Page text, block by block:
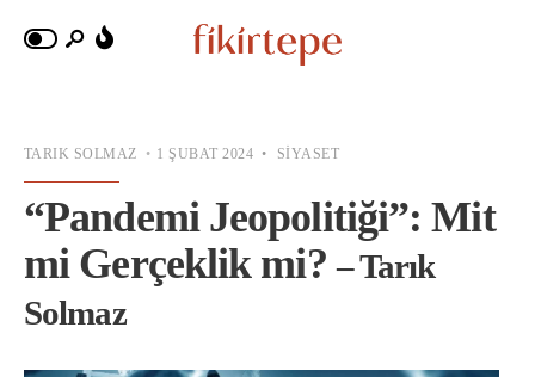
TARIK SOLMAZ • 1 ŞUBAT 2024 • SIYASET
“Pandemi Jeopolitiği”: Mit
mi Gerçeklik mi?– Tarık
Solmaz